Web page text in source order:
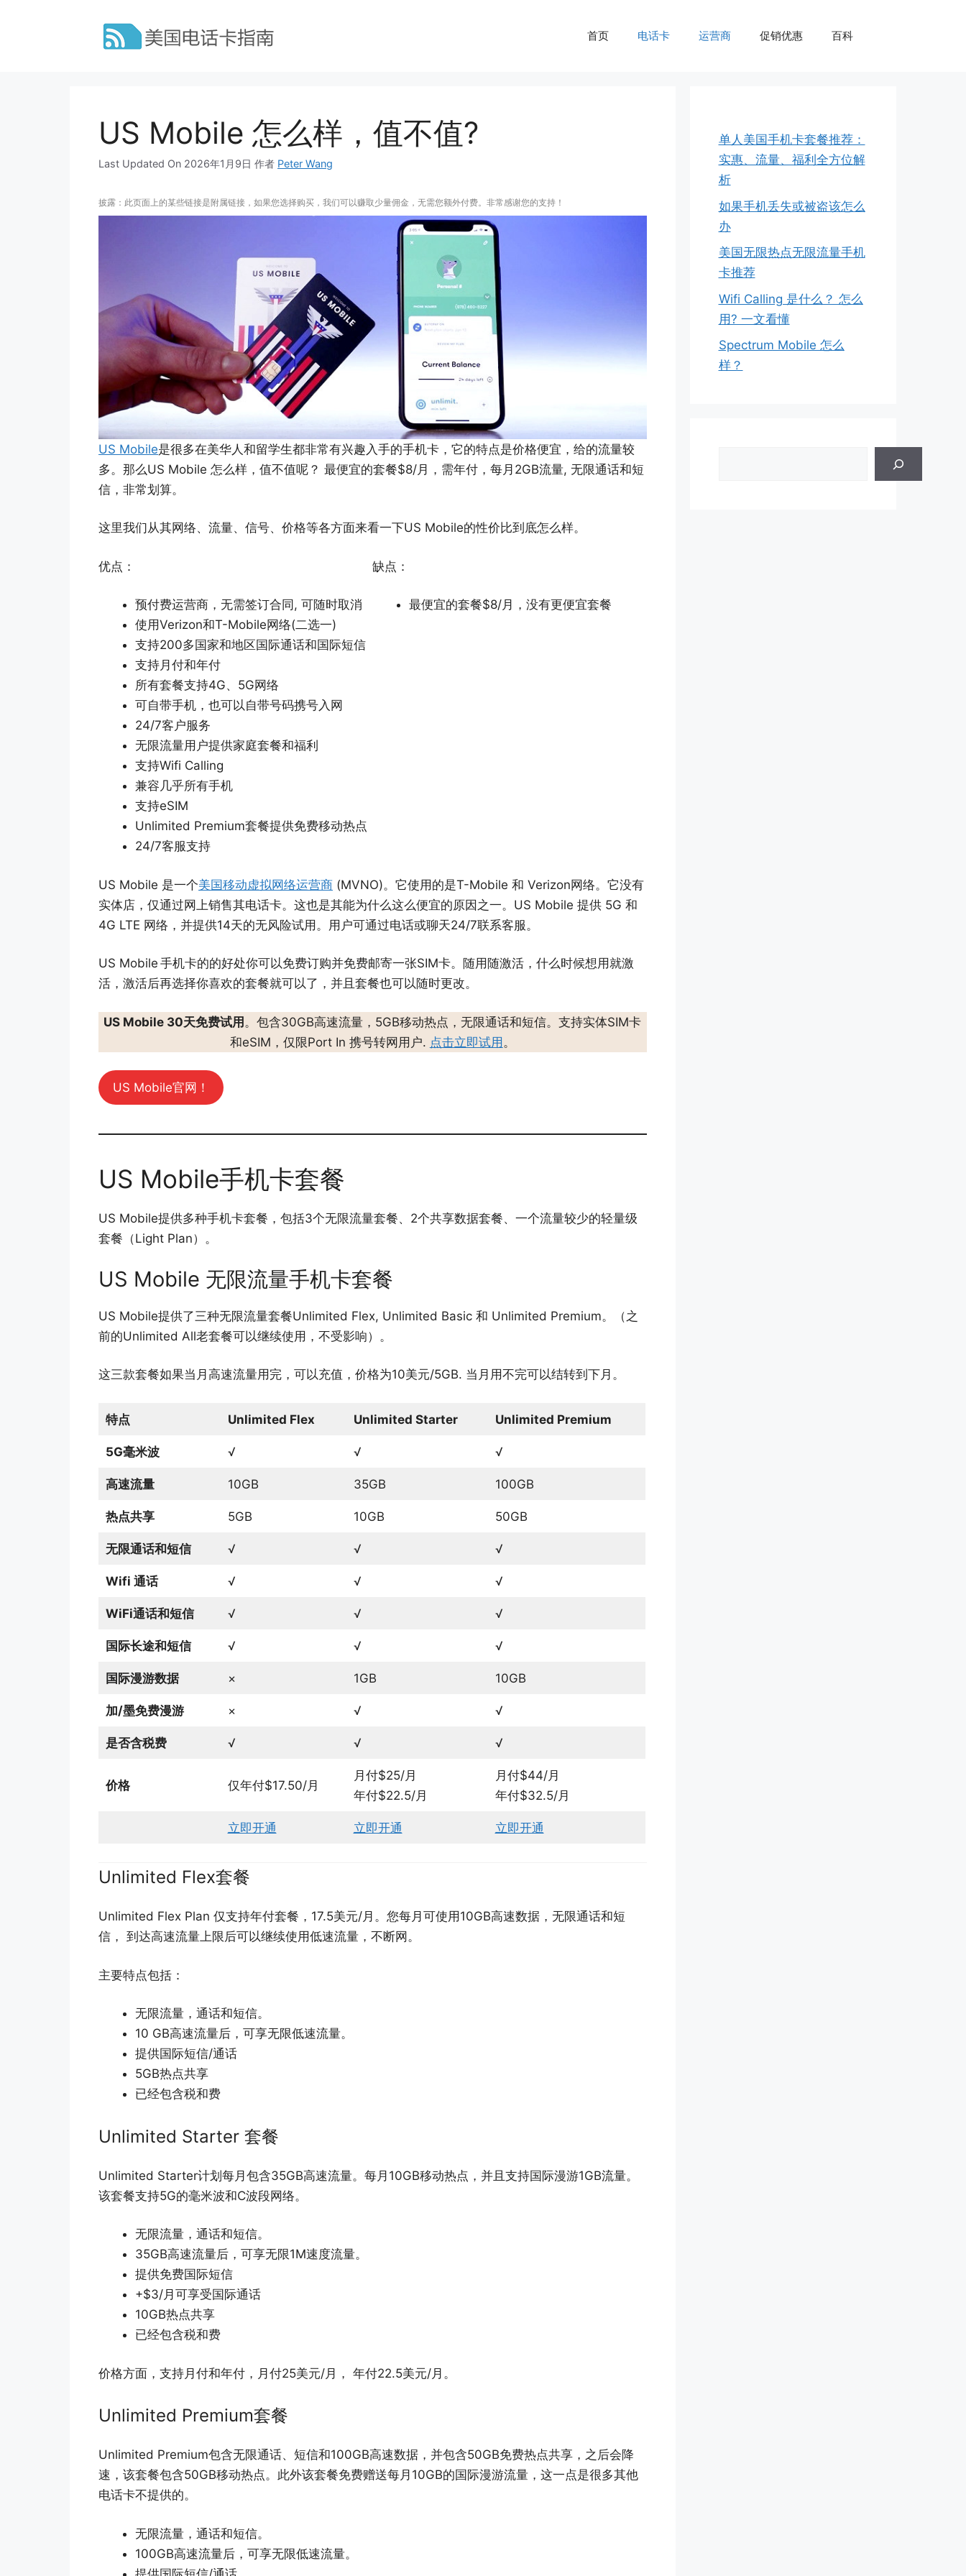
首页 电话卡 运营商 促销优惠 百科
US Mobile 怎么样，值不值?
Last Updated On 2026年1月9日 作者 Peter Wang
披露：此页面上的某些链接是附属链接，如果您选择购买，我们可以赚取少量佣金，无需您额外付费。非常感谢您的支持！
US Mobile是很多在美华人和留学生都非常有兴趣入手的手机卡，它的特点是价格便宜，给的流量较
多。那么US Mobile 怎么样，值不值呢？ 最便宜的套餐$8/月，需年付，每月2GB流量, 无限通话和短
信，非常划算。
这里我们从其网络、流量、信号、价格等各方面来看一下US Mobile的性价比到底怎么样。
优点：
预付费运营商，无需签订合同, 可随时取消
使用Verizon和T-Mobile网络(二选一)
支持200多国家和地区国际通话和国际短信
支持月付和年付
所有套餐支持4G、5G网络
可自带手机，也可以自带号码携号入网
24/7客户服务
无限流量用户提供家庭套餐和福利
支持Wifi Calling
兼容几乎所有手机
支持eSIM
Unlimited Premium套餐提供免费移动热点
24/7客服支持
缺点：
最便宜的套餐$8/月，没有更便宜套餐
US Mobile 是一个美国移动虚拟网络运营商 (MVNO)。它使用的是T-Mobile 和 Verizon网络。它没有
实体店，仅通过网上销售其电话卡。这也是其能为什么这么便宜的原因之一。US Mobile 提供 5G 和
4G LTE 网络，并提供14天的无风险试用。用户可通过电话或聊天24/7联系客服。
US Mobile 手机卡的的好处你可以免费订购并免费邮寄一张SIM卡。随用随激活，什么时候想用就激
活，激活后再选择你喜欢的套餐就可以了，并且套餐也可以随时更改。
US Mobile 30天免费试用 。包含30GB高速流量，5GB移动热点，无限通话和短信。支持实体SIM卡
和eSIM，仅限Port In 携号转网用户. 点击立即试用 。
US Mobile官网！
US Mobile手机卡套餐
US Mobile提供多种手机卡套餐，包括3个无限流量套餐、2个共享数据套餐、一个流量较少的轻量级
套餐（Light Plan）。
US Mobile 无限流量手机卡套餐
US Mobile提供了三种无限流量套餐Unlimited Flex, Unlimited Basic 和 Unlimited Premium。（之
前的Unlimited All老套餐可以继续使用，不受影响）。
这三款套餐如果当月高速流量用完，可以充值，价格为10美元/5GB. 当月用不完可以结转到下月。
特点 Unlimited Flex Unlimited Starter Unlimited Premium
5G毫米波 √ √ √
高速流量 10GB 35GB 100GB
热点共享 5GB 10GB 50GB
无限通话和短信 √ √ √
Wifi 通话 √ √ √
WiFi通话和短信 √ √ √
国际长途和短信 √ √ √
国际漫游数据 × 1GB 10GB
加/墨免费漫游 × √ √
是否含税费 √ √ √
价格 仅年付$17.50/月
月付$25/月
年付$22.5/月
月付$44/月
年付$32.5/月
立即开通 立即开通 立即开通
Unlimited Flex套餐
Unlimited Flex Plan 仅支持年付套餐，17.5美元/月。您每月可使用10GB高速数据，无限通话和短
信， 到达高速流量上限后可以继续使用低速流量，不断网。
主要特点包括：
无限流量，通话和短信。
10 GB高速流量后，可享无限低速流量。
提供国际短信/通话
5GB热点共享
已经包含税和费
Unlimited Starter 套餐
Unlimited Starter计划每月包含35GB高速流量。每月10GB移动热点，并且支持国际漫游1GB流量。
该套餐支持5G的毫米波和C波段网络。
无限流量，通话和短信。
35GB高速流量后，可享无限1M速度流量。
提供免费国际短信
+$3/月可享受国际通话
10GB热点共享
已经包含税和费
价格方面，支持月付和年付，月付25美元/月， 年付22.5美元/月。
Unlimited Premium套餐
Unlimited Premium包含无限通话、短信和100GB高速数据，并包含50GB免费热点共享，之后会降
速，该套餐包含50GB移动热点。此外该套餐免费赠送每月10GB的国际漫游流量，这一点是很多其他
电话卡不提供的。
无限流量，通话和短信。
100GB高速流量后，可享无限低速流量。
单人美国手机卡套餐推荐：
实惠、流量、福利全方位解
析
如果手机丢失或被盗该怎么
办
美国无限热点无限流量手机
卡推荐
Wifi Calling 是什么？ 怎么
用? 一文看懂
Spectrum Mobile 怎么
样？